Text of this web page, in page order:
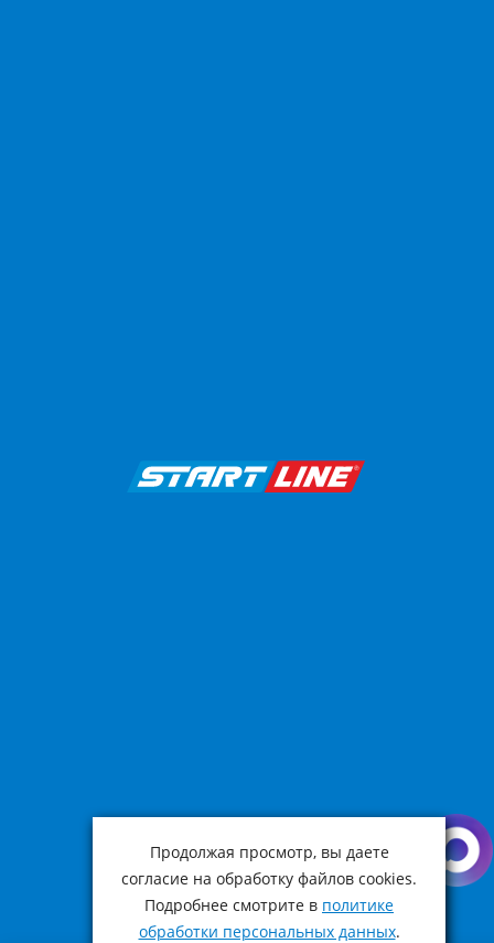
Продолжая просмотр, вы даете
согласие на обработку файлов cookies.
Подробнее смотрите в политике
обработки персональных данных.